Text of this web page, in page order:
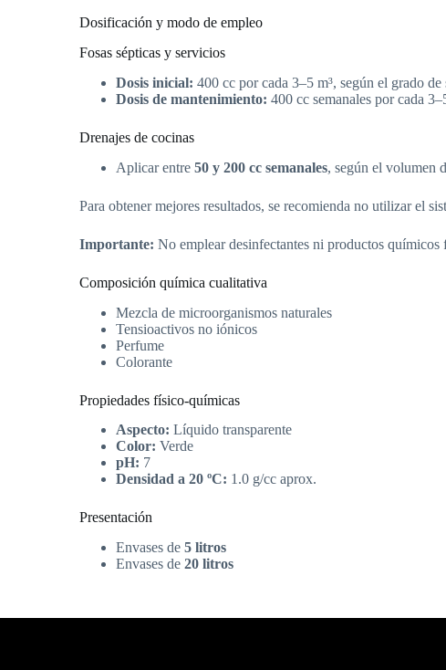
Dosificación y modo de empleo
Fosas sépticas y servicios
Dosis inicial: 400 cc por cada 3–5 m³, según el grado de
Dosis de mantenimiento: 400 cc semanales por cada
Drenajes de cocinas
Aplicar entre50 y 200 cc semanales, según el volumen
Para obtener mejores resultados, se recomienda no utilizar el
Importante: No emplear desinfectantes ni productos
Composición química cualitativa
Mezcla de microorganismos naturales
Tensioactivos no iónicos
Perfume
Colorante
Propiedades físico-químicas
Aspecto: Líquido transparente
Color: Verde
pH: 7
Densidad a 20 ºC: 1.0 g/cc aprox.
Presentación
Envases de5 litros
Envases de20 litros